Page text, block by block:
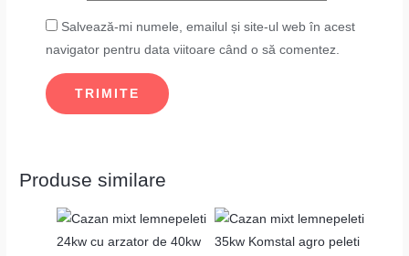
Salvează-mi numele, emailul și site-ul web în acest
navigator pentru data viitoare când o să comentez.
Produse similare